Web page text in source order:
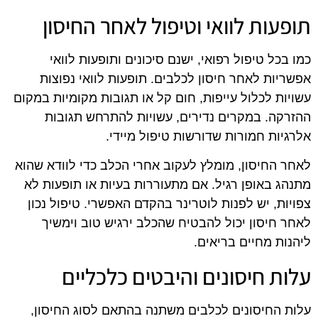
תופעות לוואי וטיפול לאחר החיסון
כמו בכל טיפול רפואי, ישנם סיכונים ותופעות לוואי
אפשריות לאחר חיסון לכלבים. תופעות לוואי נפוצות
עשויות לכלול עייפות, חום קל או תגובות מקומיות במקום
ההזרקה. במקרים נדירים, עשויות להתרחש תגובות
אלרגיות חמורות שדורשות טיפול מיידי.
לאחר החיסון, מומלץ לעקוב אחרי הכלב כדי לוודא שהוא
מתנהג באופן רגיל. אם מתעוררות בעיות או תופעות לא
צפויות, יש לפנות לוטרינר בהקדם האפשרי. טיפול נכון
לאחר חיסון יכול להבטיח שהכלב ירגיש טוב וימשיך
ליהנות מחיים בריאים.
עלות חיסונים והיבטים כלכליים
עלות החיסונים לכלבים משתנה בהתאם לסוג החיסון,